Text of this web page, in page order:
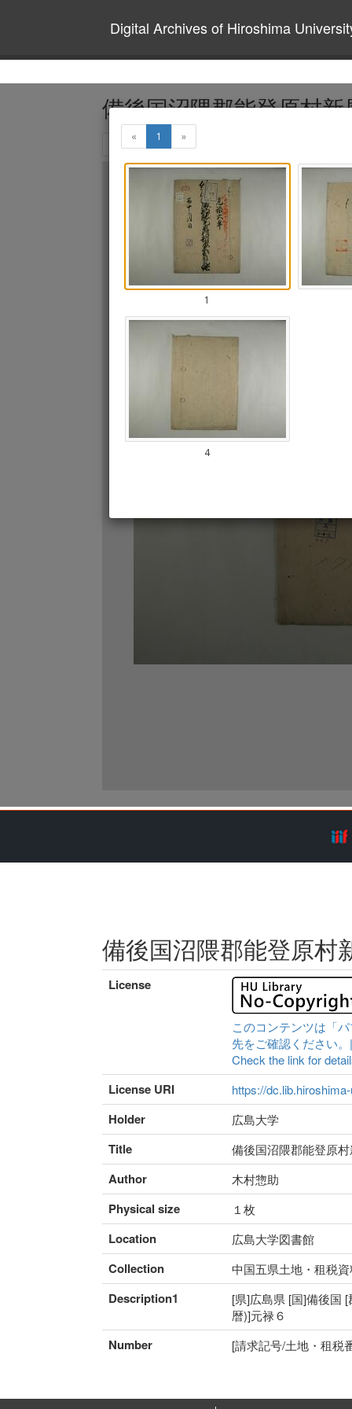
Digital Archives of Hiroshima
備後国沼隈郡能登原村
License
このコンテンツは「
先をご確認ください
Check the link for
License URI https://
Holder 広島大学
Title 備後国沼隈郡能登原
Author 木村惣助
Physical size １枚
Location 広島大学図書館
Collection 中国五県土地・租税
Description1
[県]広島県 [国]備後国
暦)]元禄６
Number [請求記号/土地・租税